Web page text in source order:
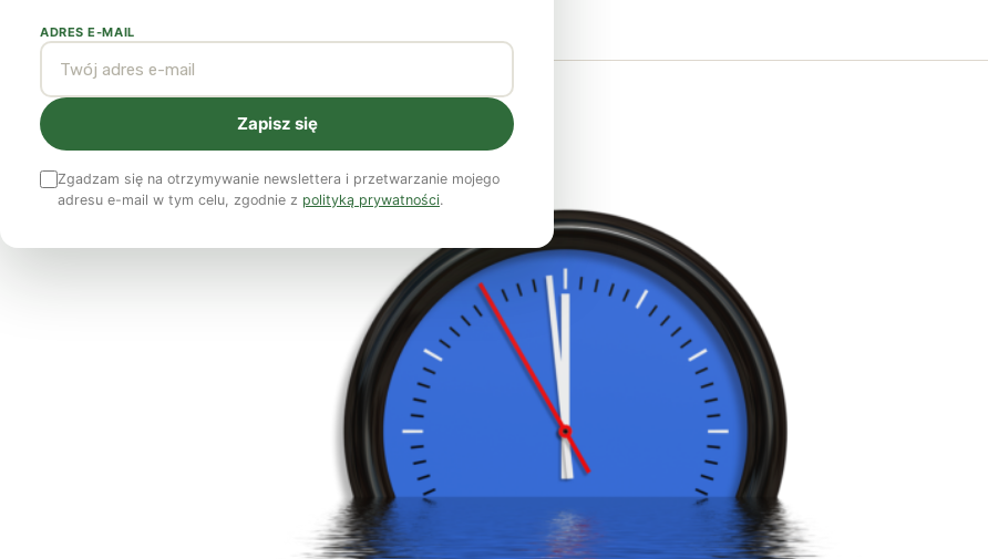
29 listopada 2021
ADRES E-MAIL
Zapisz się
Zgadzam się na otrzymywanie newslettera i przetwarzanie mojego
adresu e-mail w tym celu, zgodnie z polityką prywatności.